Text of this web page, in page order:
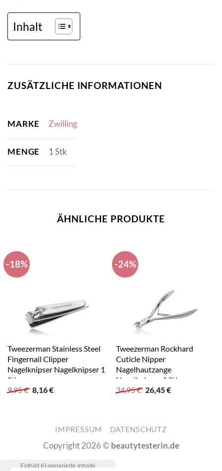
Inhalt
ZUSÄTZLICHE INFORMATIONEN
MARKE Zwilling
MENGE 1 Stk
ÄHNLICHE PRODUKTE
-18%
Tweezerman Stainless Steel
Fingernail Clipper
Nagelknipser Nagelknipser 1
Stk
9,95€ Ursprünglicher
8,16€Aktueller
-24%
Tweezerman Rockhard
Cuticle Nipper
Nagelhautzange
Nagelknipser 1 Stk
34,95€ Ursprünglicher
26,45€Aktueller
IMPRESSUM DATENSCHUTZ
Copyright 2026 © beautytesterin.de